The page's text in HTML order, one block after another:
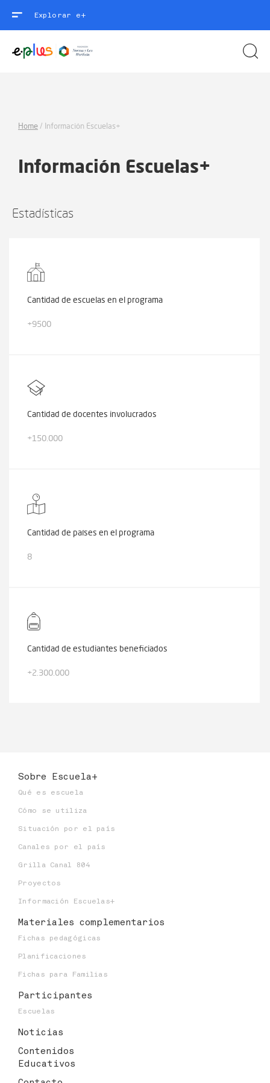
Explorar e+
Home / Información Escuelas+
Información Escuelas+
Estadísticas
Cantidad de escuelas en el programa
+9500
Cantidad de docentes involucrados
+150.000
Cantidad de países en el programa
8
Cantidad de estudiantes beneficiados
+2.300.000
Sobre Escuela+
Qué es escuela
Cómo se utiliza
Situación por el país
Canales por el país
Grilla Canal 804
Proyectos
Información Escuelas+
Materiales complementarios
Fichas pedagógicas
Planificaciones
Fichas para Familias
Participantes
Escuelas
Noticias
Contenidos
Educativos